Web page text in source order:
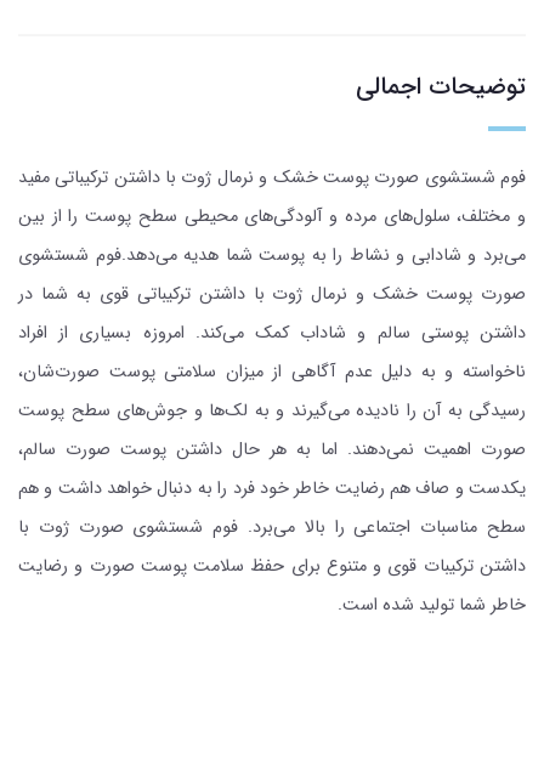
توضیحات اجمالی
فوم شستشوی صورت پوست خشک و نرمال ژوت با داشتن ترکیباتی مفید
و مختلف، سلول‌های مرده و آلودگی‌های محیطی سطح پوست را از بین
می‌برد و شادابی و نشاط را به پوست شما هدیه می‌دهد.فوم شستشوی
صورت پوست خشک و نرمال ژوت با داشتن ترکیباتی قوی به شما در
داشتن پوستی سالم و شاداب کمک می‌کند. امروزه بسیاری از افراد
ناخواسته و به دلیل عدم آگاهی از میزان سلامتی پوست صورت‌شان،
رسیدگی به آن را نادیده می‌گیرند و به لک‌ها و جوش‌های سطح پوست
صورت اهمیت نمی‌دهند. اما به هر حال داشتن پوست صورت سالم،
یکدست و صاف هم رضایت خاطر خود فرد را به دنبال خواهد داشت و هم
سطح مناسبات اجتماعی را بالا می‌برد. فوم شستشوی صورت ژوت با
داشتن ترکیبات قوی و متنوع برای حفظ سلامت پوست صورت و رضایت
خاطر شما تولید شده است.